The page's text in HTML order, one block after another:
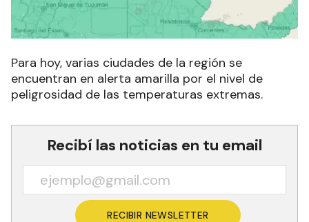
Para hoy, varias ciudades de la región se
encuentran en alerta amarilla por el nivel de
peligrosidad de las temperaturas extremas.
Recibí las noticias en tu email
RECIBIR NEWSLETTER